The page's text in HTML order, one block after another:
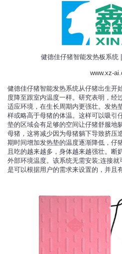
健德佳仔猪智能发热板系统 |
www.xz-
健德佳仔猪智能发热系统从仔猪出生开
度降至跟室内温度一样。研究表明，经
适应环境，在生长周期内更强壮。发热
样或略高于母猪的体温。这样可以吸引
垫的区域会有足够的空间让仔猪舒服地
母猪，这将减少因为母猪躺下导致挤压
期时间增加发热垫的温度逐渐降低，仔
且吃的越来越多，身体越来越强壮。断
外部环境温度。该系统无需安装;连接
是可以根据用户的需求来设置的，并且